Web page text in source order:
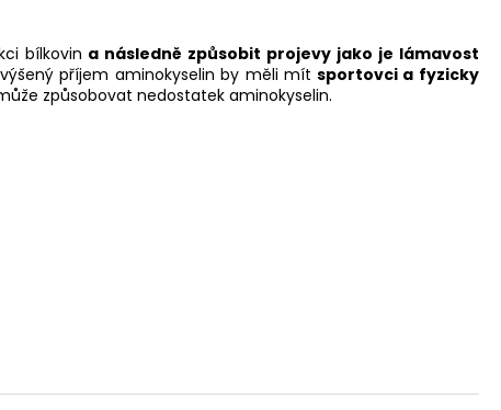
bílkovin a následně způsobit projevy jako je lámavost
příjem aminokyselin by měli mít sportovci a fyzicky
způsobovat nedostatek aminokyselin.